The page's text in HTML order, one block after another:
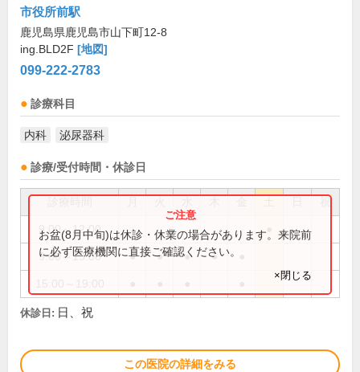
市役所前駅
鹿児島県鹿児島市山下町12-8
ing.BLD2F [地図]
099-222-2783
診療科目
内科 泌尿器科
診療/受付時間・休診日
祝
9:00～12:00
9:00～13:00 ● ● ● ●
お盆(8月中旬)は休診・休業の場合があります。来院前
に必ず医療機関に直接ご確認ください。
×閉じる
休診日: 日、祝
この医院の詳細をみる